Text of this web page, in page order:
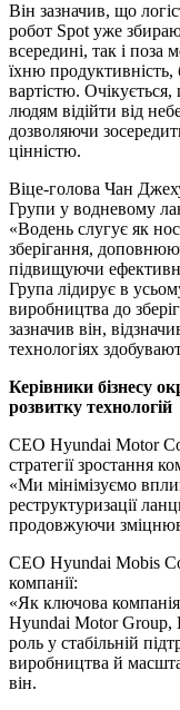
Він зазначив, що
робот Spot уже
всередині, так і
їхню продуктивність,
вартістю.
людям відійти від
дозволяючи
цінністю.
Віце-голова Чан
Групи у водневому
«Водень слугує як
зберігання,
підвищуючи
Група лідирує в
виробництва до
зазначив він,
технологіях
Керівники бізнесу
розвитку технологій
CEO Hyundai Motor
стратегії зростання
«Ми мінімізуємо
реструктуризації
продовжуючи
CEO Hyundai Mobis
компанії:
«Як ключова
Hyundai Motor Group,
роль у стабільній
виробництва й
він.